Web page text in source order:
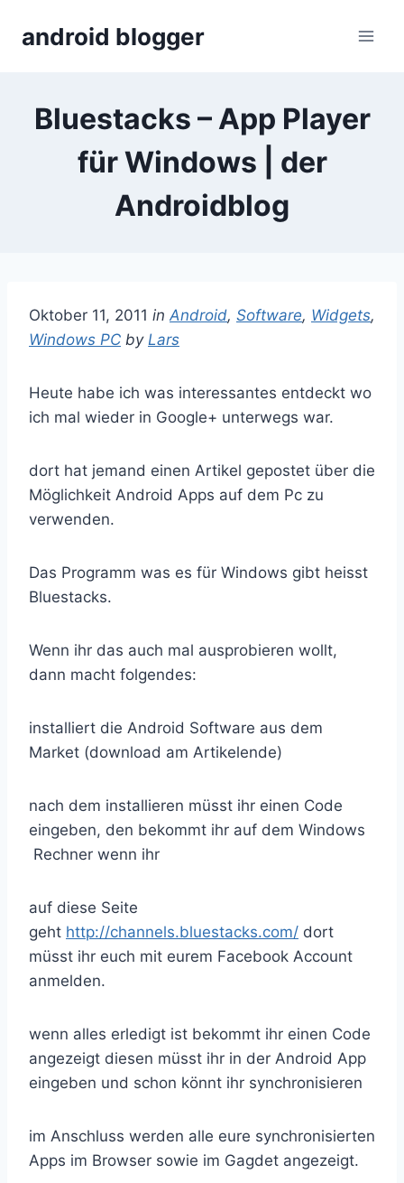
android blogger
Bluestacks – App Player
für Windows | der
Androidblog
Oktober 11, 2011 inAndroid, Software, Widgets,
Windows PC by Lars
Heute habe ich was interessantes entdeckt wo
ich mal wieder in Google+ unterwegs war.
dort hat jemand einen Artikel gepostet über die
Möglichkeit Android Apps auf dem Pc zu
verwenden.
Das Programm was es für Windows gibt heisst
Bluestacks.
Wenn ihr das auch mal ausprobieren wollt,
dann macht folgendes:
installiert die Android Software aus dem
Market (download am Artikelende)
nach dem installieren müsst ihr einen Code
eingeben, den bekommt ihr auf dem Windows
Rechner wenn ihr
auf diese Seite
geht http://channels.bluestacks.com/ dort
müsst ihr euch mit eurem Facebook Account
anmelden.
wenn alles erledigt ist bekommt ihr einen Code
angezeigt diesen müsst ihr in der Android App
eingeben und schon könnt ihr synchronisieren
im Anschluss werden alle eure synchronisierten
Apps im Browser sowie im Gagdet angezeigt.